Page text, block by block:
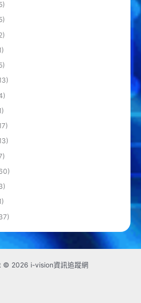
© 2026 i-vision資訊追蹤網